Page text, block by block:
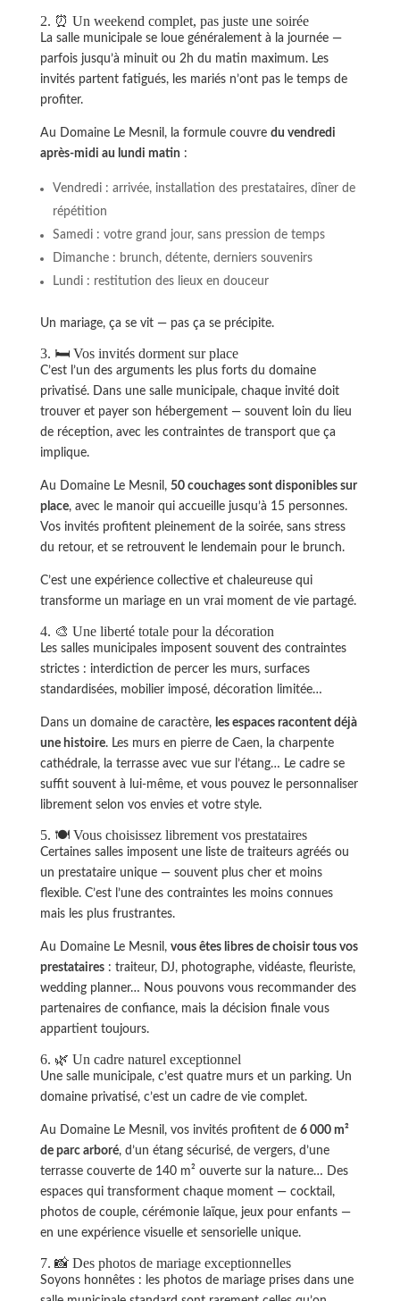
2. ⏰ Un weekend complet, pas juste une soirée
La salle municipale se loue généralement à la journée —
parfois jusqu’à minuit ou 2h du matin maximum. Les
invités partent fatigués, les mariés n’ont pas le temps de
profiter.
Au Domaine Le Mesnil, la formule couvre du vendredi
après-midi au lundi matin :
Vendredi : arrivée, installation des prestataires, dîner de
répétition
Samedi : votre grand jour, sans pression de temps
Dimanche : brunch, détente, derniers souvenirs
Lundi : restitution des lieux en douceur
Un mariage, ça se vit — pas ça se précipite.
3. 🛏️ Vos invités dorment sur place
C’est l’un des arguments les plus forts du domaine
privatisé. Dans une salle municipale, chaque invité doit
trouver et payer son hébergement — souvent loin du lieu
de réception, avec les contraintes de transport que ça
implique.
Au Domaine Le Mesnil, 50 couchages sont disponibles sur
place, avec le manoir qui accueille jusqu’à 15 personnes.
Vos invités profitent pleinement de la soirée, sans stress
du retour, et se retrouvent le lendemain pour le brunch.
C’est une expérience collective et chaleureuse qui
transforme un mariage en un vrai moment de vie partagé.
4. 🎨 Une liberté totale pour la décoration
Les salles municipales imposent souvent des contraintes
strictes : interdiction de percer les murs, surfaces
standardisées, mobilier imposé, décoration limitée…
Dans un domaine de caractère, les espaces racontent déjà
une histoire. Les murs en pierre de Caen, la charpente
cathédrale, la terrasse avec vue sur l’étang… Le cadre se
suffit souvent à lui-même, et vous pouvez le personnaliser
librement selon vos envies et votre style.
5. 🍽️ Vous choisissez librement vos prestataires
Certaines salles imposent une liste de traiteurs agréés ou
un prestataire unique — souvent plus cher et moins
flexible. C’est l’une des contraintes les moins connues
mais les plus frustrantes.
Au Domaine Le Mesnil, vous êtes libres de choisir tous vos
prestataires: traiteur, DJ, photographe, vidéaste, fleuriste,
wedding planner… Nous pouvons vous recommander des
partenaires de confiance, mais la décision finale vous
appartient toujours.
6. 🌿 Un cadre naturel exceptionnel
Une salle municipale, c’est quatre murs et un parking. Un
domaine privatisé, c’est un cadre de vie complet.
Au Domaine Le Mesnil, vos invités profitent de 6 000 m²
de parc arboré, d’un étang sécurisé, de vergers, d’une
terrasse couverte de 140 m² ouverte sur la nature… Des
espaces qui transforment chaque moment — cocktail,
photos de couple, cérémonie laïque, jeux pour enfants —
en une expérience visuelle et sensorielle unique.
7. 📸 Des photos de mariage exceptionnelles
Soyons honnêtes : les photos de mariage prises dans une